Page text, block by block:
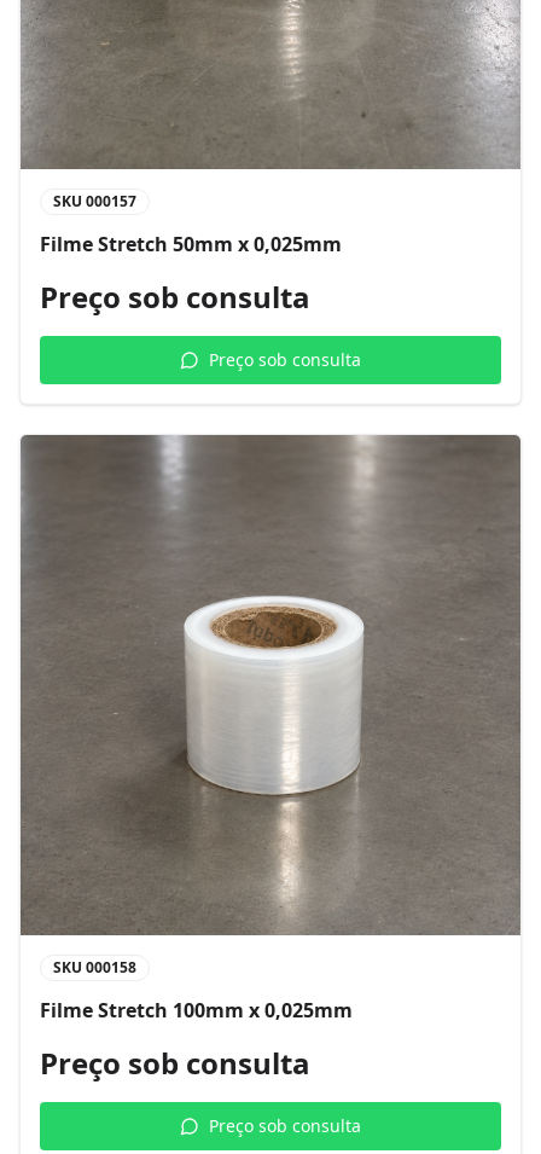
SKU 000157
Filme Stretch 50mm x 0,025mm
Preço sob consulta
Preço sob consulta
SKU 000158
Filme Stretch 100mm x 0,025mm
Preço sob consulta
Preço sob consulta